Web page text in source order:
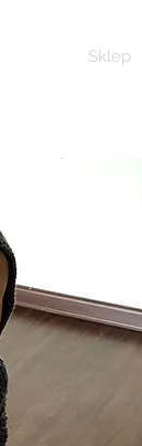
Sklep